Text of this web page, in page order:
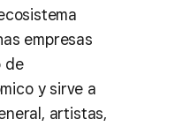
empresas
de
y sirve a
artistas,